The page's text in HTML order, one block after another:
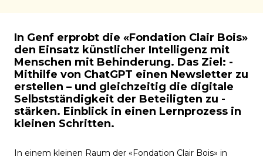
In Genf erprobt die «Fondation Clair Bois»
den Einsatz künstlicher Intelligenz mit
Menschen mit Behinderung. Das Ziel: ­
Mithilfe von ChatGPT einen Newsletter zu
erstellen – und gleichzeitig die digitale
Selbstständigkeit der Beteiligten zu ­
stärken. Einblick in einen Lernprozess in
kleinen Schritten.
In einem kleinen Raum der «Fondation Clair Bois» in